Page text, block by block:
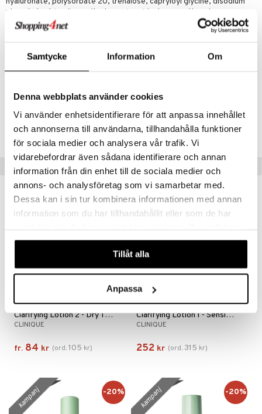
Samtycke Information Om
Denna webbplats använder cookies
Vi använder enhetsidentifierare för att anpassa innehållet
och annonserna till användarna, tillhandahålla funktioner
för sociala medier och analysera vår trafik. Vi
vidarebefordrar även sådana identifierare och annan
information från din enhet till de sociala medier och
annons- och analysföretag som vi samarbetar med.
Dessa kan i sin tur kombinera informationen med annan
information som du har tillhandahållit eller som de har
våra cookies vid fortsatt användande av vår webbplats.
Tillåt alla
Anpassa
phosphate, trisodium edta, benzoic acid, phenoxyethanol
please be aware that ingredient lists may change or vary from time to
receive for the most up to date list of ingredients.
CC003-CQ-200-XX-XX
Lägsta pris senaste 30 dagarna: 252 kr
Populära produkter
Clarifying Lotion 2 - Dry To Combination Skin
CLINIQUE
fr. 84 kr (ord.105 kr)
kampanj -20%
Clarifying Lotion 1 - Sensitive Skin
CLINIQUE
252 kr (ord. 315 kr)
kampanj -20%
kampanj -20% kampanj -20%